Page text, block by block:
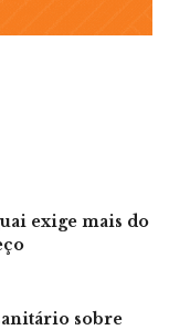
exige mais do
sobre